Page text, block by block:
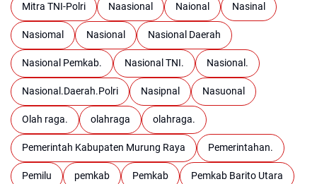
Mitra TNI-Polri Naasional Naional Nasinal
Nasiomal Nasional Nasional Daerah
Nasional Pemkab. Nasional TNI. Nasional.
Nasional.Daerah.Polri Nasipnal Nasuonal
Olah raga. olahraga olahraga.
Pemerintah Kabupaten Murung Raya Pemerintahan.
Pemilu pemkab Pemkab Pemkab Barito Utara